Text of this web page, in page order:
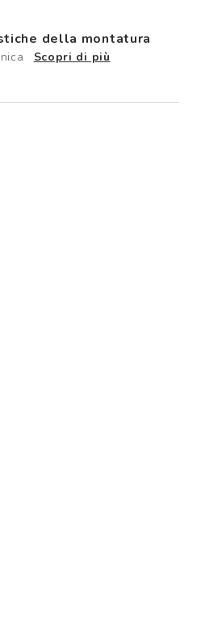
della montatura
Scopri di più